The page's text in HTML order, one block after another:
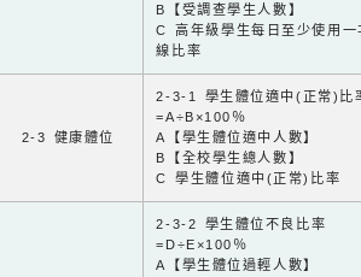
B【受調查學生人數】
C 高年級學生每日至少使用一
線比率
2-3 健康體位
2-3-1 學生體位適中(正常)比
=A÷B×100％
A【學生體位適中人數】
B【全校學生總人數】
C 學生體位適中(正常)比率
2-3-2 學生體位不良比率
=D÷E×100％
A【學生體位過輕人數】